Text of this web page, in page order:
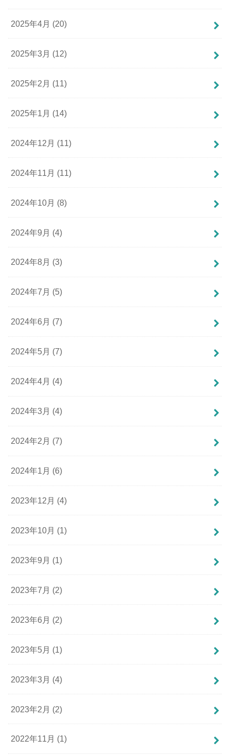
2025年4月 (20)
2025年3月 (12)
2025年2月 (11)
2025年1月 (14)
2024年12月 (11)
2024年11月 (11)
2024年10月 (8)
2024年9月 (4)
2024年8月 (3)
2024年7月 (5)
2024年6月 (7)
2024年5月 (7)
2024年4月 (4)
2024年3月 (4)
2024年2月 (7)
2024年1月 (6)
2023年12月 (4)
2023年10月 (1)
2023年9月 (1)
2023年7月 (2)
2023年6月 (2)
2023年5月 (1)
2023年3月 (4)
2023年2月 (2)
2022年11月 (1)